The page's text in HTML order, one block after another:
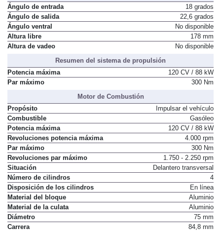
Ángulo de entrada
18 grados
Ángulo de salida
22,6 grados
Ángulo ventral
No disponible
Altura libre
178 mm
Altura de vadeo
No disponible
Resumen del sistema de propulsión
Potencia máxima
120 CV / 88 kW
Par máximo
300 Nm
Motor de Combustión
Propósito
Impulsar el vehículo
Combustible
Gasóleo
Potencia máxima
120 CV / 88 kW
Revoluciones potencia máxima
4.000 rpm
Par máximo
300 Nm
Revoluciones par máximo
1.750 - 2.250 rpm
Situación
Delantero transversal
Número de cilindros
4
Disposición de los cilindros
En línea
Material del bloque
Aluminio
Material de la culata
Aluminio
Diámetro
75 mm
Carrera
84,8 mm